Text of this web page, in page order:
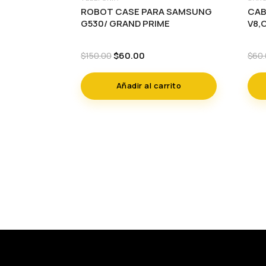
ROBOT CASE PARA SAMSUNG
G530/ GRAND PRIME
$150.00Original
$150.00.
$60.00
$60.00.
Añadir al carrito
$